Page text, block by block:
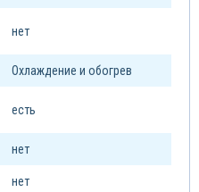
нет
Охлаждение и обогрев
есть
нет
нет